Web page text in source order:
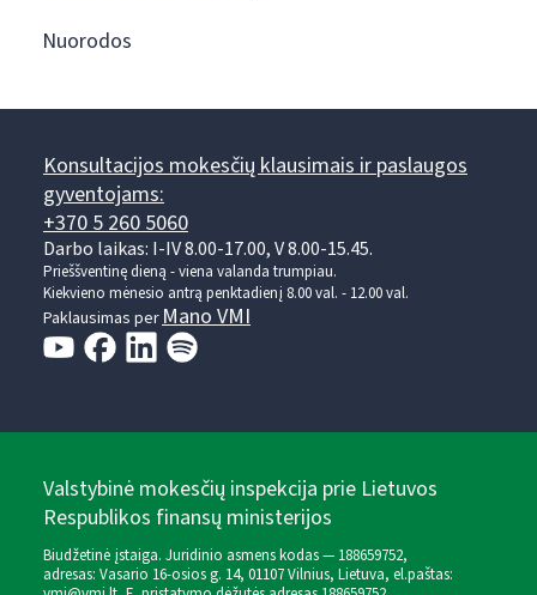
Nuorodos
Konsultacijos mokesčių klausimais ir paslaugos
gyventojams:
+370 5 260 5060
Darbo laikas: I-IV 8.00-17.00, V 8.00-15.45.
Prieššventinę dieną - viena valanda trumpiau.
Kiekvieno mėnesio antrą penktadienį 8.00 val. - 12.00 val.
Paklausimas perMano VMI
Valstybinė mokesčių inspekcija prie Lietuvos
Respublikos finansų ministerijos
Biudžetinė įstaiga. Juridinio asmens kodas — 188659752,
adresas: Vasario 16-osios g. 14, 01107 Vilnius, Lietuva, el.paštas: